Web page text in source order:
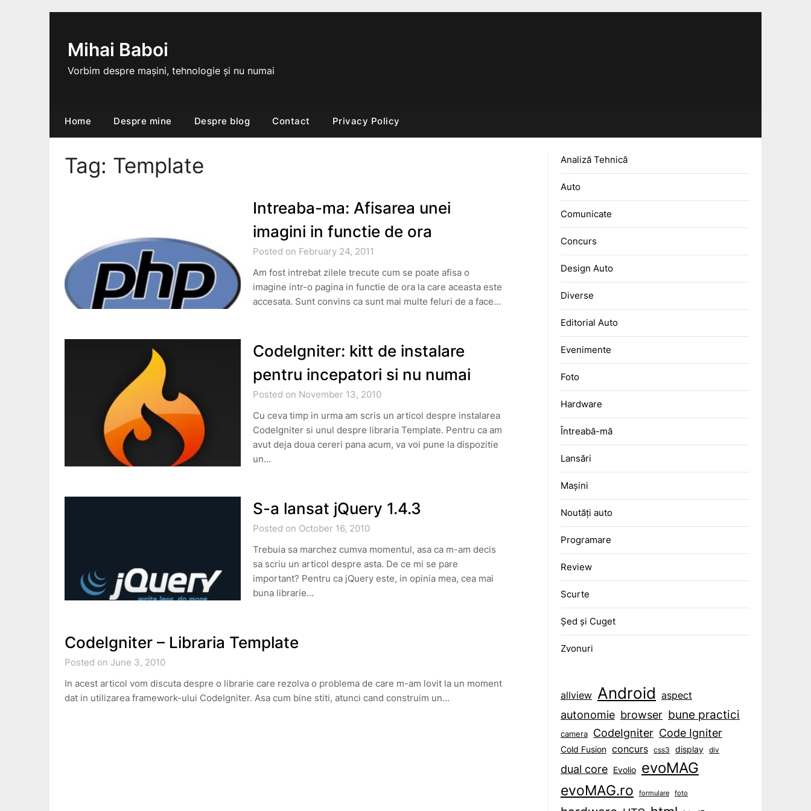
Mihai Baboi
Vorbim despre mașini, tehnologie și nu numai
Home Despre mine Despre blog Contact Privacy Policy
Tag: Template
Intreaba-ma: Afisarea unei
imagini in functie de ora
Posted on February 24, 2011
Am fost intrebat zilele trecute cum se poate afisa o
imagine intr-o pagina in functie de ora la care aceasta este
accesata. Sunt convins ca sunt mai multe feluri de a face…
CodeIgniter: kitt de instalare
pentru incepatori si nu numai
Posted on November 13, 2010
Cu ceva timp in urma am scris un articol despre instalarea
CodeIgniter si unul despre libraria Template. Pentru ca am
avut deja doua cereri pana acum, va voi pune la dispozitie
un…
S-a lansat jQuery 1.4.3
Posted on October 16, 2010
Trebuia sa marchez cumva momentul, asa ca m-am decis
sa scriu un articol despre asta. De ce mi se pare
important? Pentru ca jQuery este, in opinia mea, cea mai
buna librarie…
CodeIgniter – Libraria Template
Posted on June 3, 2010
In acest articol vom discuta despre o librarie care rezolva o problema de care m-am lovit la un moment
dat in utilizarea framework-ului CodeIgniter. Asa cum bine stiti, atunci cand construim un…
Analiză Tehnică
Auto
Comunicate
Concurs
Design Auto
Diverse
Editorial Auto
Evenimente
Foto
Hardware
Întreabă-mă
Lansări
Mașini
Noutăți auto
Programare
Review
Scurte
Șed și Cuget
Zvonuri
allview Android aspect
autonomie browser bune practici
camera CodeIgniter Code Igniter
Cold Fusion concurs css3 display div
dual core Evolio evoMAG
evoMAG.ro formulare foto